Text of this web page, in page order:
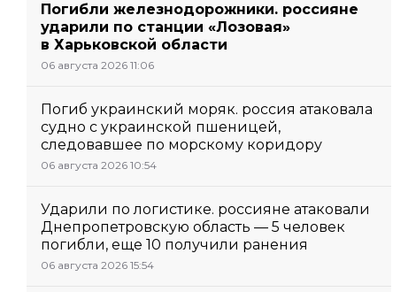
Погибли железнодорожники. россияне
ударили по станции «Лозовая»
в Харьковской области
06 августа 2026 11:06
Погиб украинский моряк. россия атаковала
судно с украинской пшеницей,
следовавшее по морскому коридору
06 августа 2026 10:54
Ударили по логистике. россияне атаковали
Днепропетровскую область — 5 человек
погибли, еще 10 получили ранения
06 августа 2026 15:54